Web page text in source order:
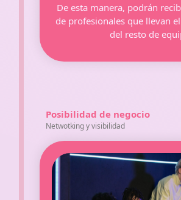
De esta manera, podrán
de profesionales que llevan
del resto de
Posibilidad de negocio
Netwotking y visibilidad